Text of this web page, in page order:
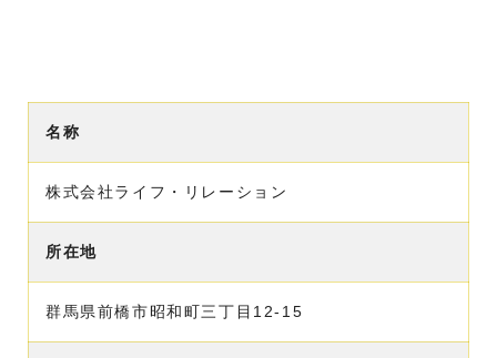
名称
株式会社ライフ・リレーション
所在地
群馬県前橋市昭和町三丁目12-15